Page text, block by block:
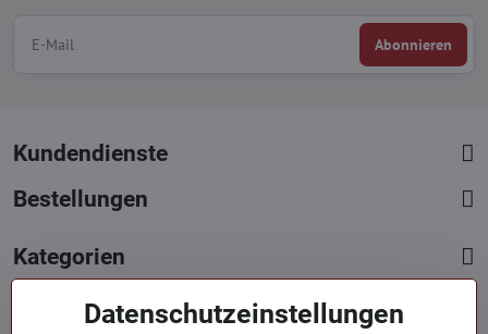
Abonnieren
Kundendienste
Bestellungen
Kategorien
KontakteDatenschutzeinstellungen